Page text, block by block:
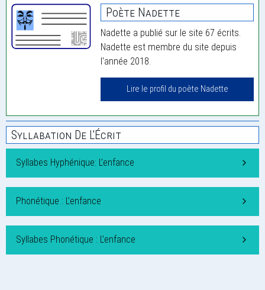
Poète Nadette
Nadette a publié sur le site 67 écrits.
Nadette est membre du site depuis
l'année 2018.
Lire le profil du poète Nadette
Syllabation De L'Écrit
Syllabes Hyphénique: L’enfance
Phonétique : L’enfance
Syllabes Phonétique : L’enfance